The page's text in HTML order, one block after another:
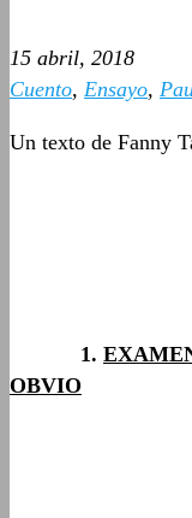
15 abril, 2018
Cuento, Ensayo,
Un texto de Fanny
1.
OBVIO